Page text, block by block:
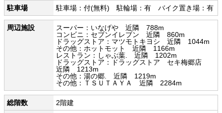
駐車場
駐車場：付(無料) 駐輪場：有 バイク置き場：有
周辺施設
スーパー：いなげや 近隣 788m
コンビニ：セブンイレブン 近隣 860m
ドラッグストア：マツモトキヨシ 近隣 1044m
その他：ホットモット 近隣 1166m
レストラン：しゃぶ葉. 近隣 1202m
ドラッグストア：ドラッグストア セキ梅郷店
近隣 1213m
その他：湯の郷. 近隣 1219m
その他：ＴＳＵＴＡＹＡ 近隣 2284m
総階数
2階建